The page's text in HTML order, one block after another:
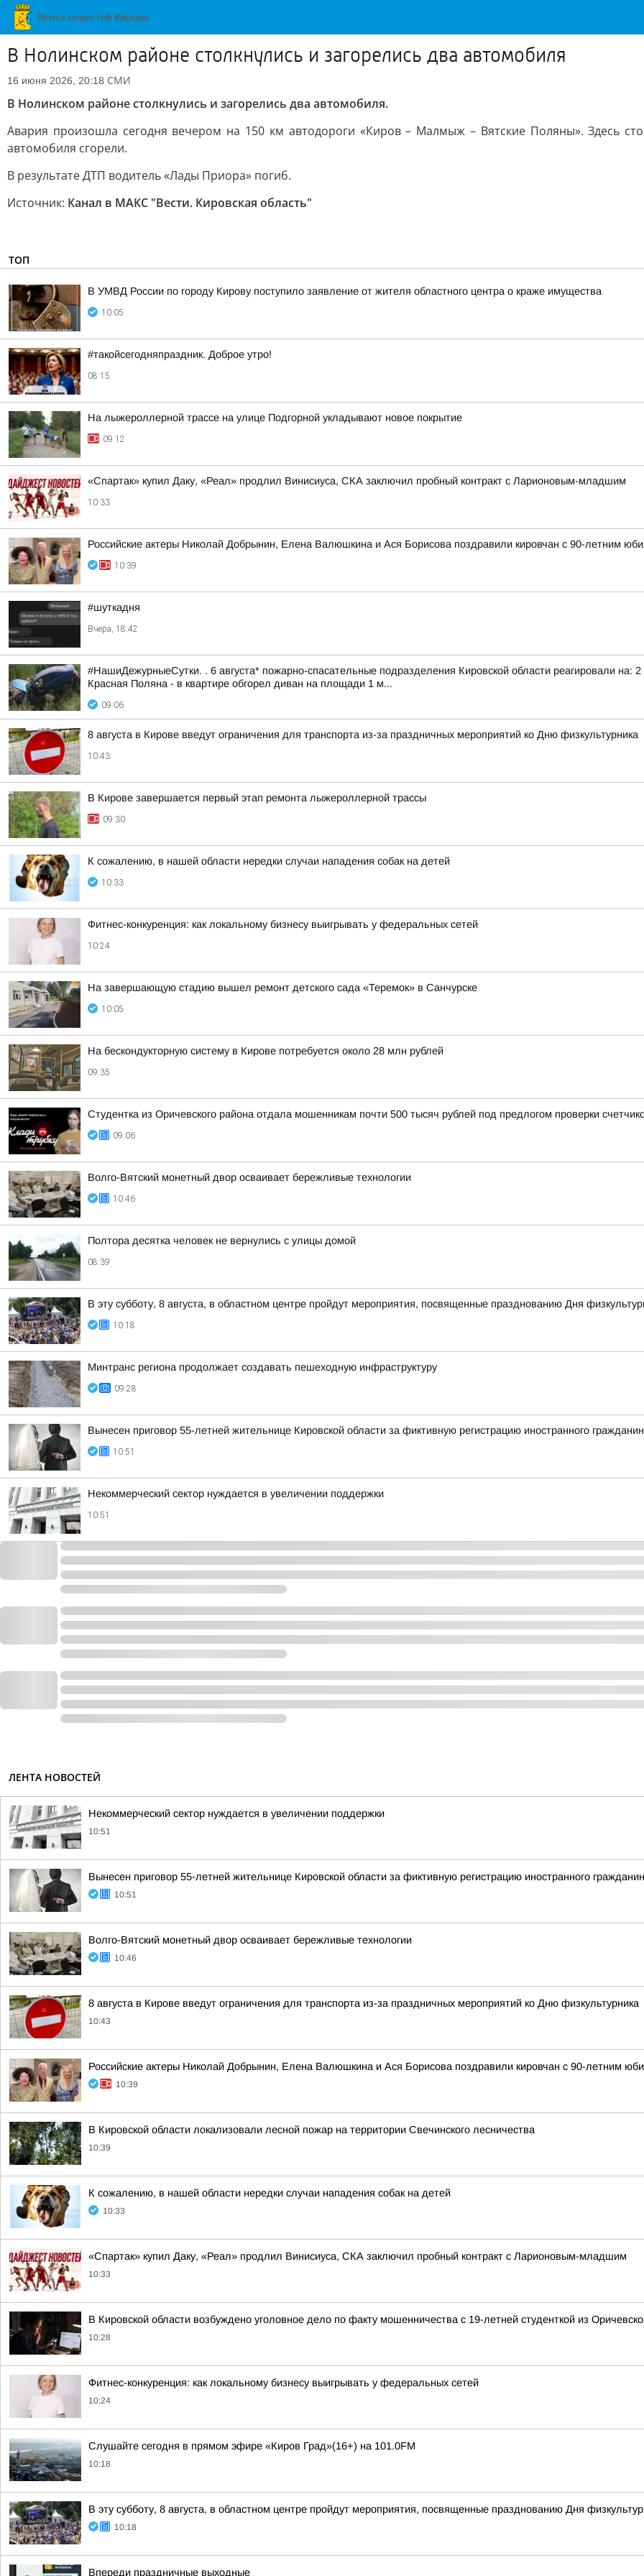
В Нолинском районе столкнулись и загорелись два автомобиля
16 июня 2026, 20:18 СМИ
В Нолинском районе столкнулись и загорелись два автомобиля.
Авария произошла сегодня вечером на 150 км автодороги «Киров – Малмыж – Вятские Поляны». Здесь
автомобиля сгорели.
В результате ДТП водитель «Лады Приора» погиб.
Источник: Канал в МАКС "Вести. Кировская область"
ТОП
В УМВД России по городу Кирову поступило заявление от жителя областного центра о краже имущества
10:05
#такойсегодняпраздник. Доброе утро!
08:15
На лыжероллерной трассе на улице Подгорной укладывают новое покрытие
09:12
«Спартак» купил Даку, «Реал» продлил Винисиуса, СКА заключил пробный контракт с Ларионовым-младшим
10:33
Российские актеры Николай Добрынин, Елена Валюшкина и Ася Борисова поздравили кировчан с 90-летним
10:39
#шуткадня
Вчера, 18:42
#НашиДежурныеСутки. . 6 августа* пожарно-спасательные подразделения Кировской области реагировали на: 2
Красная Поляна - в квартире обгорел диван на площади 1 м...
09:06
8 августа в Кирове введут ограничения для транспорта из-за праздничных мероприятий ко Дню физкультурника
10:43
В Кирове завершается первый этап ремонта лыжероллерной трассы
09:30
К сожалению, в нашей области нередки случаи нападения собак на детей
10:33
Фитнес-конкуренция: как локальному бизнесу выигрывать у федеральных сетей
10:24
На завершающую стадию вышел ремонт детского сада «Теремок» в Санчурске
10:05
На бескондукторную систему в Кирове потребуется около 28 млн рублей
09:35
Студентка из Оричевского района отдала мошенникам почти 500 тысяч рублей под предлогом проверки
09:06
Волго-Вятский монетный двор осваивает бережливые технологии
10:46
Полтора десятка человек не вернулись с улицы домой
08:39
В эту субботу, 8 августа, в областном центре пройдут мероприятия, посвященные празднованию Дня
10:18
Минтранс региона продолжает создавать пешеходную инфраструктуру
09:28
Вынесен приговор 55-летней жительнице Кировской области за фиктивную регистрацию иностранного
10:51
Некоммерческий сектор нуждается в увеличении поддержки
10:51
ЛЕНТА НОВОСТЕЙ
Некоммерческий сектор нуждается в увеличении поддержки
10:51
Вынесен приговор 55-летней жительнице Кировской области за фиктивную регистрацию иностранного
10:51
Волго-Вятский монетный двор осваивает бережливые технологии
10:46
8 августа в Кирове введут ограничения для транспорта из-за праздничных мероприятий ко Дню физкультурника
10:43
Российские актеры Николай Добрынин, Елена Валюшкина и Ася Борисова поздравили кировчан с 90-летним
10:39
В Кировской области локализовали лесной пожар на территории Свечинского лесничества
10:39
К сожалению, в нашей области нередки случаи нападения собак на детей
10:33
«Спартак» купил Даку, «Реал» продлил Винисиуса, СКА заключил пробный контракт с Ларионовым-младшим
10:33
В Кировской области возбуждено уголовное дело по факту мошенничества с 19-летней студенткой из
10:28
Фитнес-конкуренция: как локальному бизнесу выигрывать у федеральных сетей
10:24
Слушайте сегодня в прямом эфире «Киров Град»(16+) на 101.0FM
10:18
В эту субботу, 8 августа, в областном центре пройдут мероприятия, посвященные празднованию Дня
10:18
Впереди праздничные выходные